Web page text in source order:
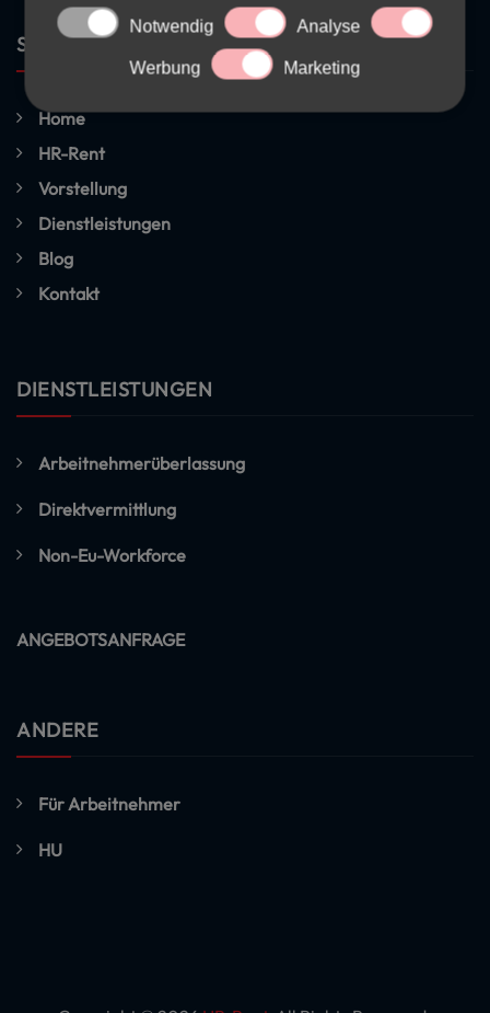
Notwendig Analyse
Werbung Marketing
SEITEN
Home
HR-Rent
Vorstellung
Dienstleistungen
Blog
Kontakt
DIENSTLEISTUNGEN
Arbeitnehmerüberlassung
Direktvermittlung
Non-Eu-Workforce
ANGEBOTSANFRAGE
ANDERE
Für Arbeitnehmer
HU